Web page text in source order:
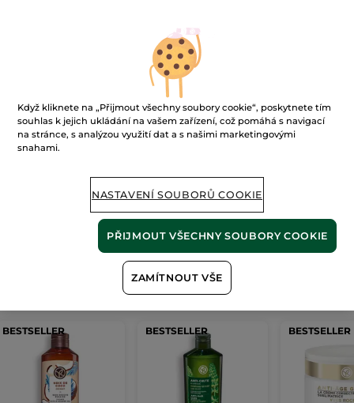
Ups!
Stránku nelze zobrazit.
odkaz není platný.
nejprodávanější produkty
BESTSELLER BESTSELLER BESTSELLER
Když kliknete na „Přijmout všechny soubory cookie“, poskytnete tím
souhlas k jejich ukládání na vašem zařízení, což pomáhá s navigací
na stránce, s analýzou využití dat a s našimi marketingovými
snahami.
NASTAVENÍ SOUBORŮ COOKIE
ZAMÍTNOUT VŠE
PŘIJMOUT VŠECHNY SOUBORY COOKIE